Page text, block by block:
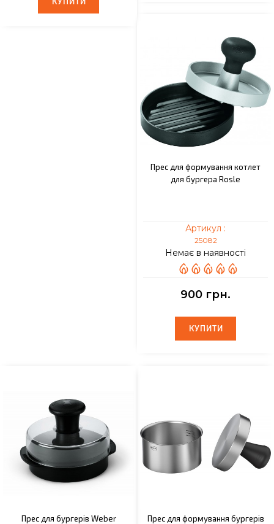
КУПИТИ
Прес для формування котлет
для бургера Rosle
Артикул :
25082
Немає в наявності
900 грн.
КУПИТИ
КУПИТИ
Прес для бургерів Weber
Прес для формування бургерів